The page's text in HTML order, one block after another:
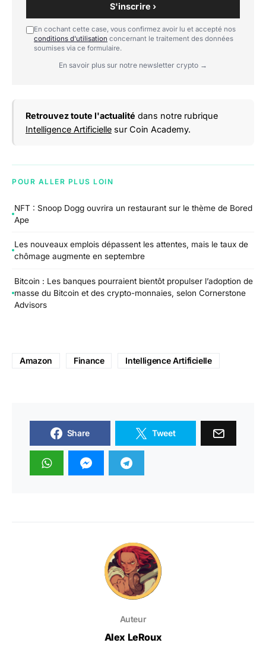
S'inscrire ›
En cochant cette case, vous confirmez avoir lu et accepté nos
conditions d'utilisation concernant le traitement des données
soumises via ce formulaire.
En savoir plus sur notre newsletter crypto →
Retrouvez toute l'actualité dans notre rubrique
Intelligence Artificielle sur Coin Academy.
POUR ALLER PLUS LOIN
NFT : Snoop Dogg ouvrira un restaurant sur le thème de Bored
Ape
Les nouveaux emplois dépassent les attentes, mais le taux de
chômage augmente en septembre
Bitcoin : Les banques pourraient bientôt propulser l’adoption de
masse du Bitcoin et des crypto-monnaies, selon Cornerstone
Advisors
Amazon Finance Intelligence Artificielle
Share Tweet
Auteur
Alex LeRoux